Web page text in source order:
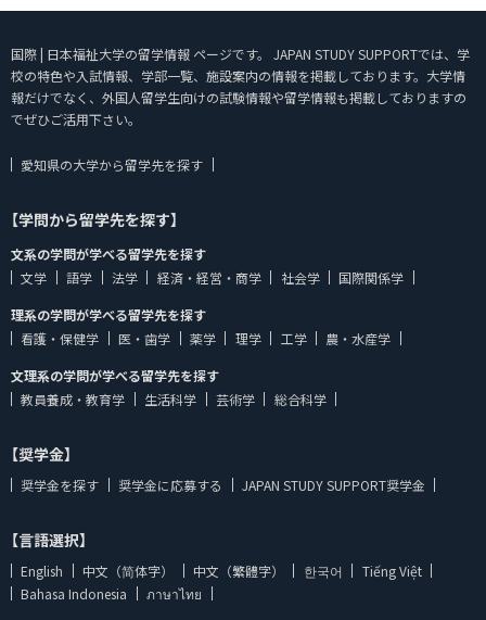
国際 | 日本福祉大学の留学情報 ページです。 JAPAN STUDY SUPPORTでは、学
校の特色や入試情報、学部一覧、施設案内の情報を掲載しております。大学情
報だけでなく、外国人留学生向けの試験情報や留学情報も掲載しておりますの
でぜひご活用下さい。
愛知県の大学から留学先を探す
【学問から留学先を探す】
文系の学問が学べる留学先を探す
文学
語学 法学 経済・経営・商学 社会学
国際関係学
理系の学問が学べる留学先を探す
看護・保健学
医・歯学 薬学 理学 工学
農・水産学
文理系の学問が学べる留学先を探す
教員養成・教育学
生活科学 芸術学 総合科学
【奨学金】
奨学金を探す 奨学金に応募する JAPAN STUDY SUPPORT奨学金
【言語選択】
English 中文（简体字） 中文（繁體字） 한국어
Tiếng Việt
Bahasa Indonesia
ภาษาไทย